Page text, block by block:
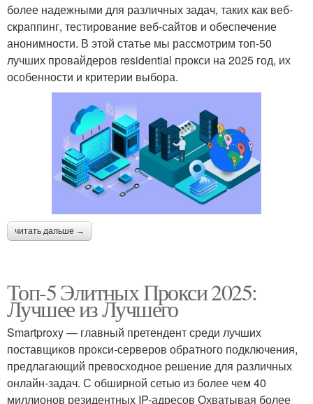
более надежными для различных задач, таких как веб-
скраппинг, тестирование веб-сайтов и обеспечение
анонимности. В этой статье мы рассмотрим топ-50
лучших провайдеров residential прокси на 2025 год, их
особенности и критерии выбора.
читать дальше →
Топ-5 Элитных Прокси 2025:
Лучшее из Лучшего
Smartproxy — главный претендент среди лучших
поставщиков прокси-серверов обратного подключения,
предлагающий превосходное решение для различных
онлайн-задач. С обширной сетью из более чем 40
миллионов резидентных IP-адресов Охватывая более